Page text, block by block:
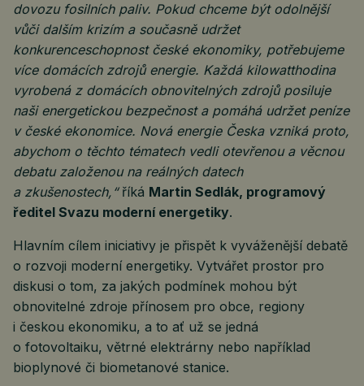
dovozu fosilních paliv. Pokud chceme být odolnější
vůči dalším krizím a současně udržet
konkurenceschopnost české ekonomiky, potřebujeme
více domácích zdrojů energie. Každá kilowatthodina
vyrobená z domácích obnovitelných zdrojů posiluje
naši energetickou bezpečnost a pomáhá udržet peníze
v české ekonomice. Nová energie Česka vzniká proto,
abychom o těchto tématech vedli otevřenou a věcnou
debatu založenou na reálných datech
a zkušenostech,“ říká Martin Sedlák, programový
ředitel Svazu moderní energetiky.
Hlavním cílem iniciativy je přispět k vyváženější debatě
o rozvoji moderní energetiky. Vytvářet prostor pro
diskusi o tom, za jakých podmínek mohou být
obnovitelné zdroje přínosem pro obce, regiony
i českou ekonomiku, a to ať už se jedná
o fotovoltaiku, větrné elektrárny nebo například
bioplynové či biometanové stanice.